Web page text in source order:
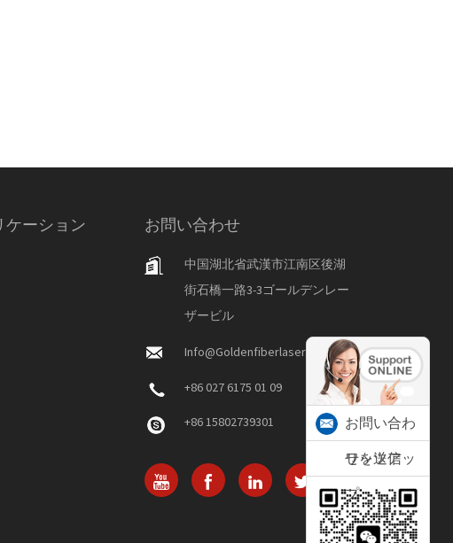
ケーション お問い合わせ
中国湖北省武漢市江南区後湖
街石橋一路3-3ゴールデンレー
ザービル
Info@goldenfiberlaser.com
+86 027 6175 01 09
+86 15802739301 お問い合わ
せを送信
ワッツアッ
プ